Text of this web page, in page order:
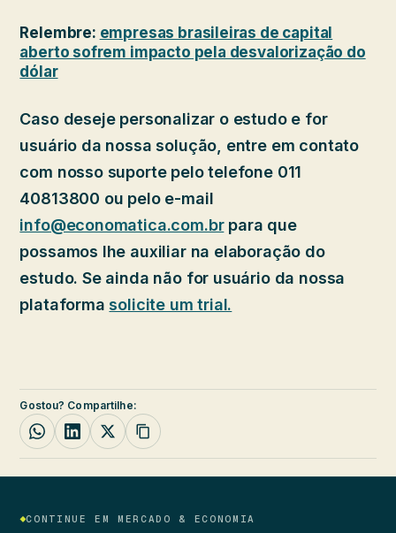
Relembre: empresas brasileiras de capital
aberto sofrem impacto pela desvalorização do
dólar
Caso deseje personalizar o estudo e for
usuário da nossa solução, entre em contato
com nosso suporte pelo telefone 011
40813800 ou pelo e-mail
info@economatica.com.brpara que
possamos lhe auxiliar na elaboração do
estudo. Se ainda não for usuário da nossa
plataformasolicite um trial.
Gostou? Compartilhe:
CONTINUE EM MERCADO & ECONOMIA